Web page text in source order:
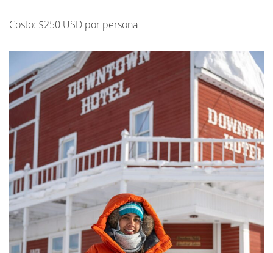
Costo: $250 USD por persona